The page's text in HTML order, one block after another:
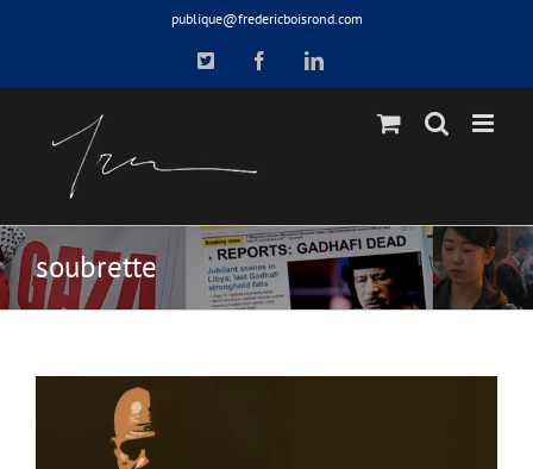
publique@fredericboisrond.com
X FacebookLinkedIn
soubrette